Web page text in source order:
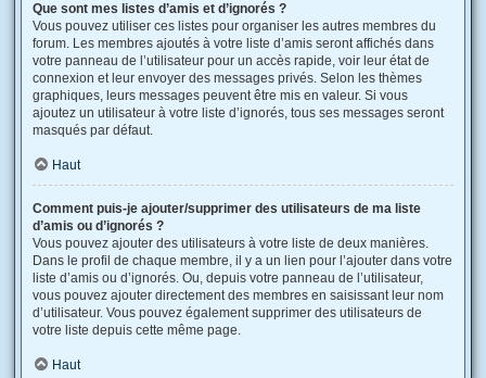
Que sont mes listes d’amis et d’ignorés ?
Vous pouvez utiliser ces listes pour organiser les autres membres du
forum. Les membres ajoutés à votre liste d’amis seront affichés dans
votre panneau de l’utilisateur pour un accès rapide, voir leur état de
connexion et leur envoyer des messages privés. Selon les thèmes
graphiques, leurs messages peuvent être mis en valeur. Si vous
ajoutez un utilisateur à votre liste d’ignorés, tous ses messages seront
masqués par défaut.
Haut
Comment puis-je ajouter/supprimer des utilisateurs de ma liste
d’amis ou d’ignorés ?
Vous pouvez ajouter des utilisateurs à votre liste de deux manières.
Dans le profil de chaque membre, il y a un lien pour l’ajouter dans votre
liste d’amis ou d’ignorés. Ou, depuis votre panneau de l’utilisateur,
vous pouvez ajouter directement des membres en saisissant leur nom
d’utilisateur. Vous pouvez également supprimer des utilisateurs de
votre liste depuis cette même page.
Haut